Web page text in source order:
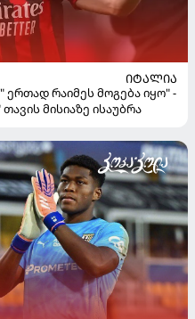
ᲘᲢᲐᲚᲘᲐ
ერთად რაიმეს მოგება იყო" -
მისიაზე ისაუბრა